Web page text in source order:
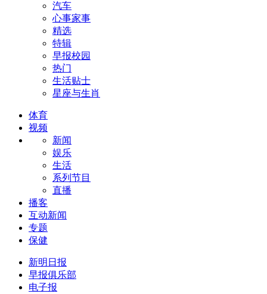
汽车
心事家事
精选
特辑
早报校园
热门
生活贴士
星座与生肖
体育
视频
新闻
娱乐
生活
系列节目
直播
播客
互动新闻
专题
保健
新明日报
早报俱乐部
电子报